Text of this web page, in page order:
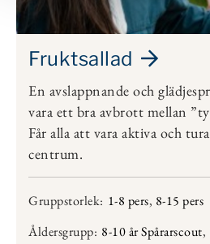
Fruktsallad
En avslappnande och
vara ett bra avbrott mellan
Får alla att vara aktiva och
centrum.
Gruppstorlek: 1-8 pers, 8-15 pers
Åldersgrupp: 8-10 år Spårarscout,